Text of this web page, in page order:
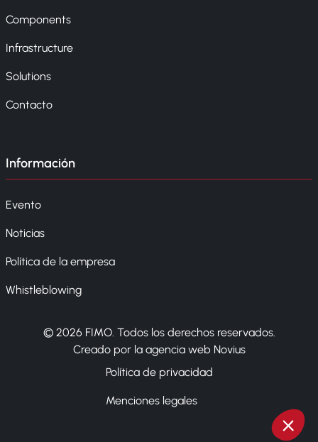
Components
Infrastructure
Solutions
Contacto
Información
Evento
Noticias
Política de la empresa
Whistleblowing
© 2026 FIMO. Todos los derechos reservados.
Creado por la agencia web Novius
Política de privacidad
Menciones legales